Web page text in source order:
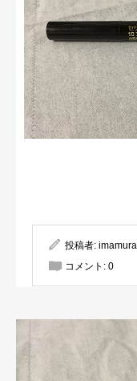
投稿者: imamura
コメント: 0